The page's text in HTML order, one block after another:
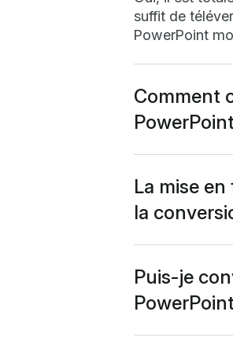
suffit de
PowerPoint
Comment
sélectionnez «
ordinateur ».
une
La mise
la
éléments
optimal,
au préalable,
Puis-je